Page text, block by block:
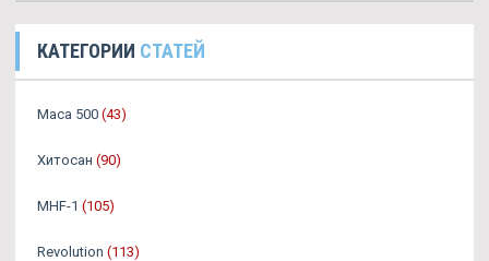
КАТЕГОРИИ СТАТЕЙ
Maca 500 (43)
Хитосан (90)
MHF-1 (105)
Revolution (113)